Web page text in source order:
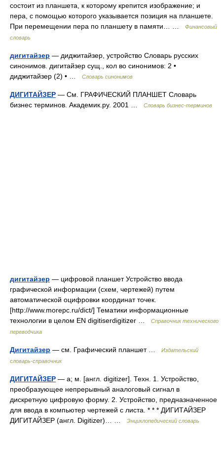
состоит из планшета, к которому крепится изображение; и
пера, с помощью которого указывается позиция на планшете.
При перемещении пера по планшету в памяти… …
Финансовый
словарь
дигитайзер — диджитайзер, устройство Словарь русских
синонимов. дигитайзер сущ., кол во синонимов: 2 •
диджитайзер (2) • …
Словарь синонимов
ДИГИТАЙЗЕР — См. ГРАФИЧЕСКИЙ ПЛАНШЕТ Словарь
бизнес терминов. Академик.ру. 2001 …
Словарь бизнес-терминов
дигитайзер — цифровой планшет Устройство ввода
графической информации (схем, чертежей) путем
автоматической оцифровки координат точек.
[http://www.morepc.ru/dict/] Тематики информационные
технологии в целом EN digitiserdigitizer …
Справочник технического
переводчика
Дигитайзер — см. Графический планшет …
Издательский
словарь-справочник
ДИГИТАЙЗЕР — а; м. [англ. digitizer]. Техн. 1. Устройство,
преобразующее непрерывный аналоговый сигнал в
дискретную цифровую форму. 2. Устройство, предназначенное
для ввода в компьютер чертежей с листа. * * * ДИГИТАЙЗЕР
ДИГИТАЙЗЕР (англ. Digitizer)… …
Энциклопедический словарь